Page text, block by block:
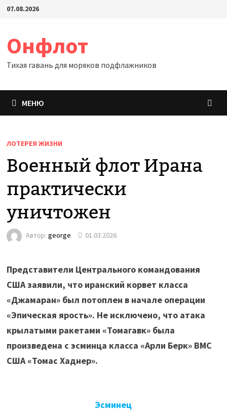
Перейти
07.08.2026
Онфлот
Тихая гавань для моряков подфлажников
МЕНЮ
ЛОТЕРЕЯ ЖИЗНИ
Военный флот Ирана
практически
уничтожен
Автор: george 01.03.2026
Представители Центрального командования
США заявили, что иранский корвет класса
«Джамаран» был потоплен в начале операции
«Эпическая ярость». Не исключено, что атака
крылатыми ракетами «Томагавк» была
произведена с эсминца класса «Арли Берк» ВМС
США «Томас Хаднер».
Эсминец